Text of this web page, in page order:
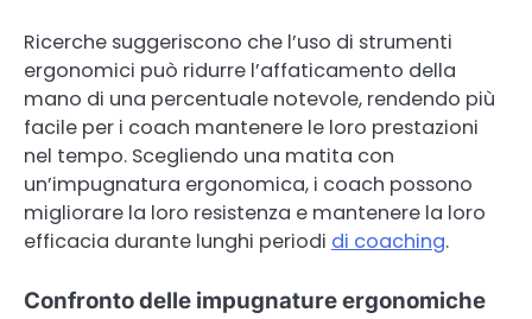
Ricerche suggeriscono che l’uso di strumenti
ergonomici può ridurre l’affaticamento della
mano di una percentuale notevole, rendendo più
facile per i coach mantenere le loro prestazioni
nel tempo. Scegliendo una matita con
un’impugnatura ergonomica, i coach possono
migliorare la loro resistenza e mantenere la loro
efficacia durante lunghi periodi di coaching.
Confronto delle impugnature ergonomiche